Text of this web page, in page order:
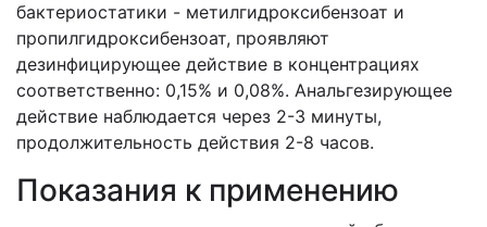
бактериостатики - метилгидроксибензоат и
пропилгидроксибензоат, проявляют
дезинфицирующее действие в концентрациях
соответственно: 0,15% и 0,08%. Анальгезирующее
действие наблюдается через 2-3 минуты,
продолжительность действия 2-8 часов.
Показания к применению